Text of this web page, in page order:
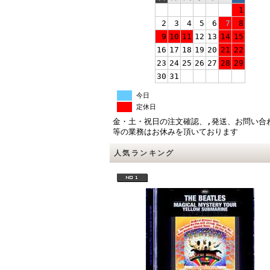
1
2
3 4 5 6 7
8
9 10 11 12 13 14 15
16 17 18 19 20 21 22
23 24 25 26 27 28 29
30 31
今日
定休日
金・土・祝日の注文確認、,発送、お問い合
等の業務はお休みを頂いております
人気ランキング